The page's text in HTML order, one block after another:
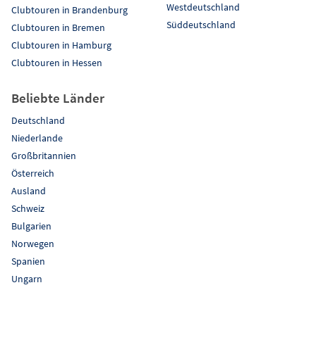
Clubtouren in Brandenburg
Clubtouren in Bremen
Clubtouren in Hamburg
Clubtouren in Hessen
Westdeutschland
Süddeutschland
Beliebte Länder
Deutschland
Niederlande
Großbritannien
Österreich
Ausland
Schweiz
Bulgarien
Norwegen
Spanien
Ungarn